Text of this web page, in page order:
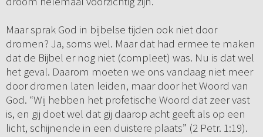
Maar sprak God in bijbelse tijden ook niet door
dromen? Ja, soms wel. Maar dat had ermee te maken
dat de Bijbel er nog niet (compleet) was. Nu is dat wel
het geval. Daarom moeten we ons vandaag niet meer
door dromen laten leiden, maar door het Woord van
God. “Wij hebben het profetische Woord dat zeer vast
is, en gij doet wel dat gij daarop acht geeft als op een
licht, schijnende in een duistere plaats” (2 Petr. 1:19).